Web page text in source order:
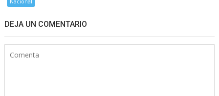
DEJA UN COMENTARIO